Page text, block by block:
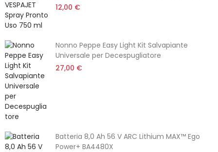
12,00 €
Nonno Peppe Easy Light Kit Salvapiante
Universale per Decespugliatore
27,00 €
Batteria 8,0 Ah 56 V ARC Lithium MAX™ Ego
Power+ BA4480X